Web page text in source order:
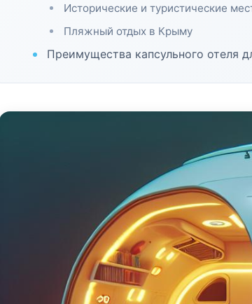
Исторические и туристические
Пляжный отдых в Крыму
Преимущества капсульного отеля